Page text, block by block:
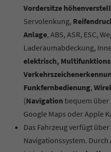
Vordersitze
Servolenkung,
Anlage, ABS, ASR, ESC,
Laderaumabdeckung,
elektrisch,
Funkfernbedienung,
(Navigation bequem
Google Maps oder Apple
Das Fahrzeug verfügt
Navigationssystem. Durch